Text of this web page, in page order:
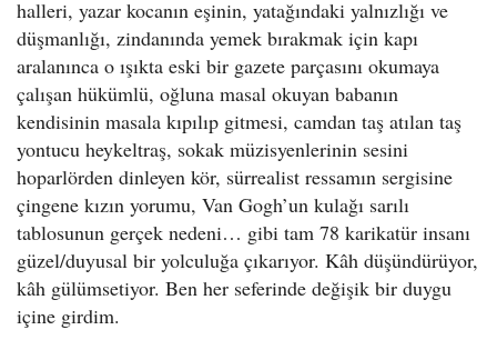
halleri, yazar kocanın eşinin, yatağındaki yalnızlığı ve
düşmanlığı, zindanında yemek bırakmak için kapı
aralanınca o ışıkta eski bir gazete parçasını okumaya
çalışan hükümlü, oğluna masal okuyan babanın
kendisinin masala kıpılıp gitmesi, camdan taş atılan taş
yontucu heykeltraş, sokak müzisyenlerinin sesini
hoparlörden dinleyen kör, sürrealist ressamın sergisine
çingene kızın yorumu, Van Gogh’un kulağı sarılı
tablosunun gerçek nedeni… gibi tam 78 karikatür insanı
güzel/duyusal bir yolculuğa çıkarıyor. Kâh düşündürüyor,
kâh gülümsetiyor. Ben her seferinde değişik bir duygu
içine girdim.